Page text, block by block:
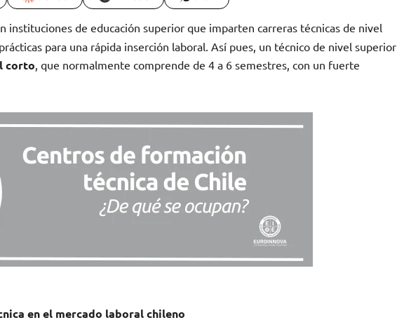
instituciones de educación superior que imparten carreras técnicas de nivel
para una rápida inserción laboral. Así pues, un técnico de nivel superior
corto, que normalmente comprende de 4 a 6 semestres, con un fuerte
en el mercado laboral chileno